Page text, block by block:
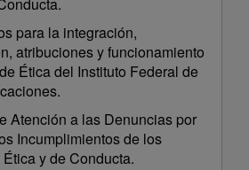
para la integración,
atribuciones y funcionamiento
Ética del Instituto Federal de
Atención a las Denuncias por
Incumplimientos de los
y de Conducta.